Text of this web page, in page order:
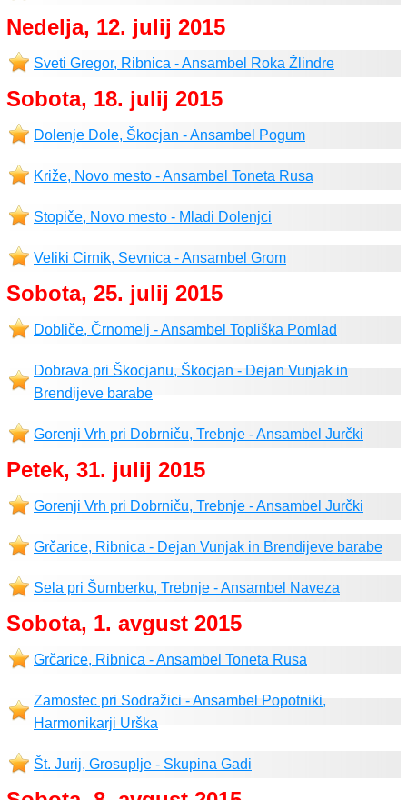
Nedelja, 12. julij 2015
Sveti Gregor, Ribnica - Ansambel Roka Žlindre
Sobota, 18. julij 2015
Dolenje Dole, Škocjan - Ansambel Pogum
Križe, Novo mesto - Ansambel Toneta Rusa
Stopiče, Novo mesto - Mladi Dolenjci
Veliki Cirnik, Sevnica - Ansambel Grom
Sobota, 25. julij 2015
Dobliče, Črnomelj - Ansambel Topliška Pomlad
Dobrava pri Škocjanu, Škocjan - Dejan Vunjak in
Brendijeve barabe
Gorenji Vrh pri Dobrniču, Trebnje - Ansambel Jurčki
Petek, 31. julij 2015
Gorenji Vrh pri Dobrniču, Trebnje - Ansambel Jurčki
Grčarice, Ribnica - Dejan Vunjak in Brendijeve barabe
Sela pri Šumberku, Trebnje - Ansambel Naveza
Sobota, 1. avgust 2015
Grčarice, Ribnica - Ansambel Toneta Rusa
Zamostec pri Sodražici - Ansambel Popotniki,
Harmonikarji Urška
Št. Jurij, Grosuplje - Skupina Gadi